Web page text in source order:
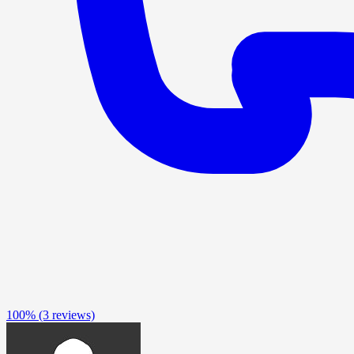
100% (3 reviews)